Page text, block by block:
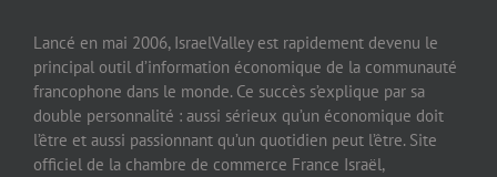
Lancé en mai 2006, IsraelValley est rapidement devenu le
principal outil d’information économique de la communauté
francophone dans le monde. Ce succès s’explique par sa
double personnalité : aussi sérieux qu’un économique doit
l’être et aussi passionnant qu’un quotidien peut l’être. Site
officiel de la chambre de commerce France Israël,